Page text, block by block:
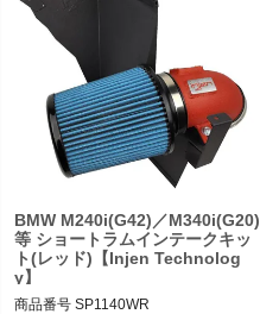
BMW M240i(G42)／M340i(G20)
等 ショートラムインテークキッ
ト(レッド)【Injen Technolog
y】
商品番号 SP1140WR